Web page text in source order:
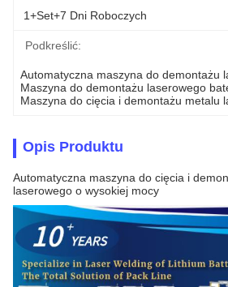
1+set+7 Dni Roboczych
Podkreślić:
Automatyczna maszyna do demontażu
Maszyna do demontażu laserowego
Maszyna do cięcia i demontażu metalu
Opis Produktu
Automatyczna maszyna do cięcia i
laserowego o wysokiej mocy